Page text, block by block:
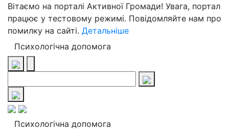
Вітаємо на порталі Активної Громади! Увага, портал
працює у тестовому режимі. Повідомляйте нам про
помилку на сайті. Детальніше
Психологічна допомога
Психологічна допомога